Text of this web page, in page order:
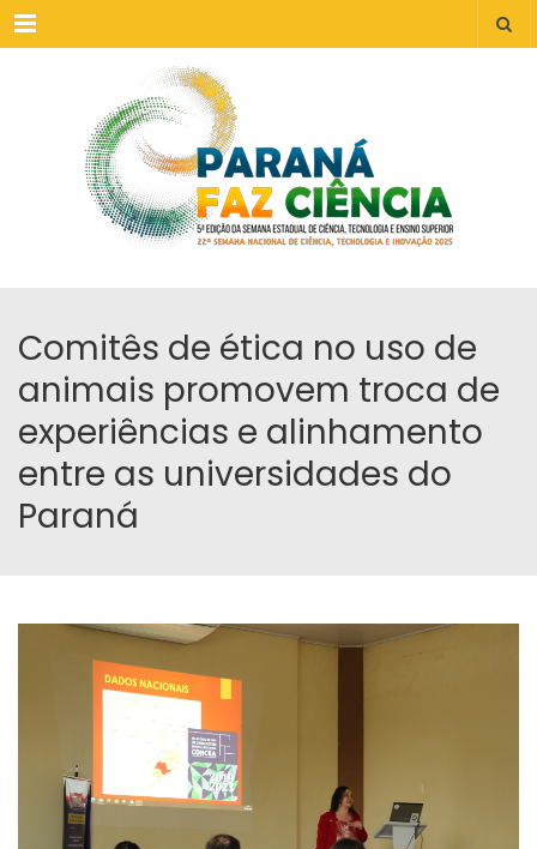
Menu
Comitês de ética no uso de
animais promovem troca de
experiências e alinhamento
entre as universidades do
Paraná